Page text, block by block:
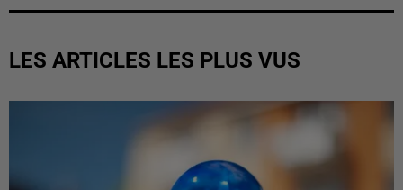
LES ARTICLES LES PLUS VUS